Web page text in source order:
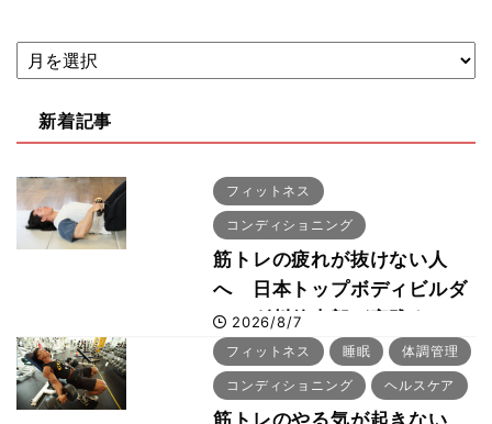
新着記事
フィットネス
コンディショニング
筋トレの疲れが抜けない人
へ 日本トップボディビルダ
ー・刈川啓志郎が実践する
「回復習慣」
2026/8/7
フィットネス 睡眠 体調管理
コンディショニング ヘルスケア
筋トレのやる気が起きない、